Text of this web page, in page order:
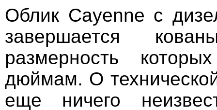
Облик Cayenne с
завершается
размерность
дюймам. О
еще ничего